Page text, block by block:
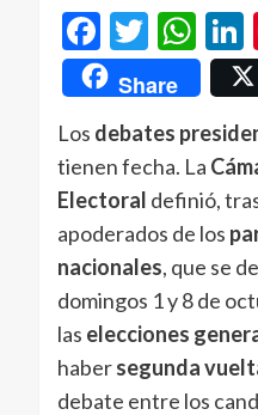
Facebook
Share
Los debates
tienen fecha. La
Electoral definió,
apoderados de los
nacionales, que se
domingos 1 y 8 de
las elecciones
habersegunda
debate entre los